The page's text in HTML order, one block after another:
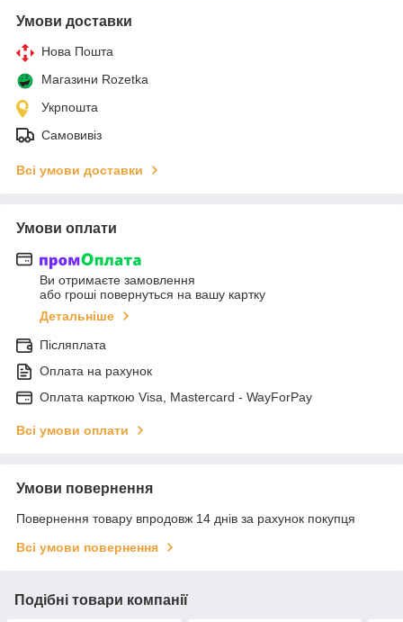
Умови доставки
Нова Пошта
Магазини Rozetka
Укрпошта
Самовивіз
Всі умови доставки
Умови оплати
Ви отримаєте замовлення
або гроші повернуться на вашу картку
Детальніше
Післяплата
Оплата на рахунок
Оплата карткою Visa, Mastercard - WayForPay
Всі умови оплати
Умови повернення
Повернення товару впродовж 14 днів за рахунок покупця
Всі умови повернення
Подібні товари компанії